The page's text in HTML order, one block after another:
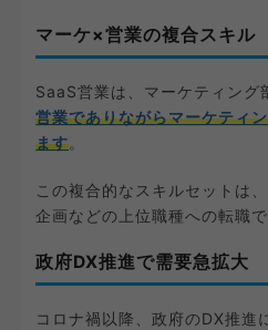
マーケ×営業の複合スキル
SaaS営業は、マーケティング
営業でありながらマーケティ
ます。
この複合的なスキルセットは
企画などの上位職種への転職
政府DX推進で需要急拡大
コロナ禍以降、政府のDX推進